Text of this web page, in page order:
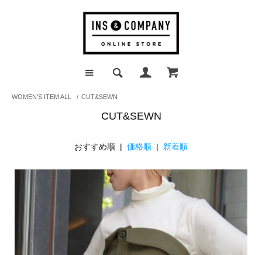
WOMEN'S ITEM ALL / CUT&SEWN
CUT&SEWN
おすすめ順 | 価格順 | 新着順